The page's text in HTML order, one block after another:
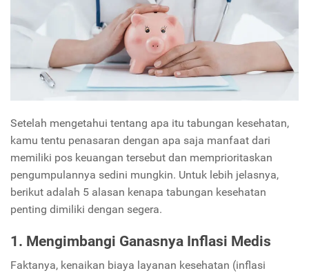
Setelah mengetahui tentang apa itu tabungan kesehatan,
kamu tentu penasaran dengan apa saja manfaat dari
memiliki pos keuangan tersebut dan memprioritaskan
pengumpulannya sedini mungkin. Untuk lebih jelasnya,
berikut adalah 5 alasan kenapa tabungan kesehatan
penting dimiliki dengan segera.
1. Mengimbangi Ganasnya Inflasi Medis
Faktanya, kenaikan biaya layanan kesehatan (inflasi